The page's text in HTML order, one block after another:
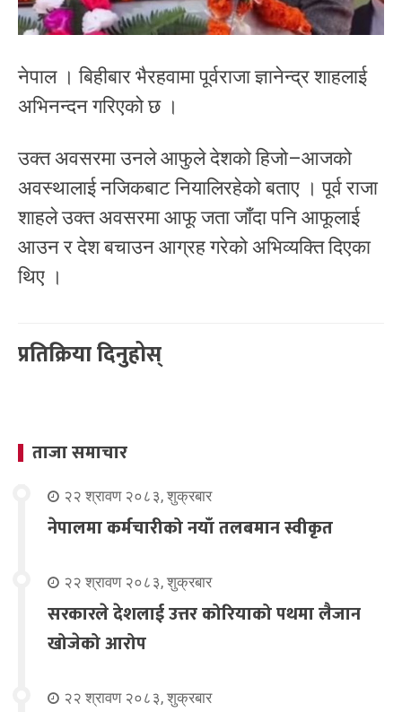
नेपाल । बिहीबार भैरहवामा पूर्वराजा ज्ञानेन्द्र शाहलाई
अभिनन्दन गरिएको छ ।
उक्त अवसरमा उनले आफुले देशको हिजो–आजको
अवस्थालाई नजिकबाट नियालिरहेको बताए । पूर्व राजा
शाहले उक्त अवसरमा आफू जता जाँदा पनि आफूलाई
आउन र देश बचाउन आग्रह गरेको अभिव्यक्ति दिएका
थिए ।
प्रतिक्रिया दिनुहोस्
ताजा समाचार
२२ श्रावण २०८३, शुक्रबार
नेपालमा कर्मचारीको नयाँ तलबमान स्वीकृत
२२ श्रावण २०८३, शुक्रबार
सरकारले देशलाई उत्तर कोरियाको पथमा लैजान
खोजेको आरोप
२२ श्रावण २०८३, शुक्रबार